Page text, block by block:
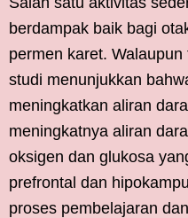
berdampak baik bagi
permen karet.
studi menunjukkan
meningkatkan aliran
meningkatnya aliran
oksigen dan glukosa
prefrontal dan
proses pembelajaran